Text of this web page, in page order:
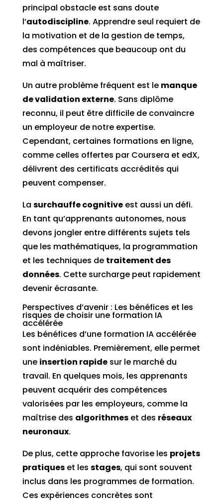
principal obstacle est sans doute
l’autodiscipline. Apprendre seul requiert de
la motivation et de la gestion de temps,
des compétences que beaucoup ont du
mal à maîtriser.
Un autre problème fréquent est le manque
de validation externe. Sans diplôme
reconnu, il peut être difficile de convaincre
un employeur de notre expertise.
Cependant, certaines formations en ligne,
comme celles offertes par Coursera et edX,
délivrent des certificats accrédités qui
peuvent compenser.
La surchauffe cognitiveest aussi un défi.
En tant qu’apprenants autonomes, nous
devons jongler entre différents sujets tels
que les mathématiques, la programmation
et les techniques de traitement des
données. Cette surcharge peut rapidement
devenir écrasante.
Perspectives d’avenir : Les bénéfices et les
risques de choisir une formation IA
accélérée
Les bénéfices d’une formation IA accélérée
sont indéniables. Premièrement, elle permet
une insertion rapidesur le marché du
travail. En quelques mois, les apprenants
peuvent acquérir des compétences
valorisées par les employeurs, comme la
maîtrise des algorithmeset des réseaux
neuronaux.
De plus, cette approche favorise les projets
pratiqueset les stages, qui sont souvent
inclus dans les programmes de formation.
Ces expériences concrètes sont